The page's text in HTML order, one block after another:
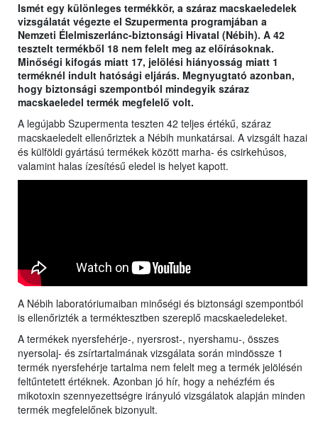
Ismét egy különleges termékkör, a száraz macskaeledelek
vizsgálatát végezte el Szupermenta programjában a
Nemzeti Élelmiszerlánc-biztonsági Hivatal (Nébih). A 42
tesztelt termékből 18 nem felelt meg az előírásoknak.
Minőségi kifogás miatt 17, jelölési hiányosság miatt 1
terméknél indult hatósági eljárás. Megnyugtató azonban,
hogy biztonsági szempontból mindegyik száraz
macskaeledel termék megfelelő volt.
A legújabb Szupermenta teszten 42 teljes értékű, száraz
macskaeledelt ellenőriztek a Nébih munkatársai. A vizsgált hazai
és külföldi gyártású termékek között marha- és csirkehúsos,
valamint halas ízesítésű eledel is helyet kapott.
A Nébih laboratóriumaiban minőségi és biztonsági szempontból
is ellenőrizték a terméktesztben szereplő macskaeledeleket.
A termékek nyersfehérje-, nyersrost-, nyershamu-, összes
nyersolaj- és zsírtartalmának vizsgálata során mindössze 1
termék nyersfehérje tartalma nem felelt meg a termék jelölésén
feltűntetett értéknek. Azonban jó hír, hogy a nehézfém és
mikotoxin szennyezettségre irányuló vizsgálatok alapján minden
termék megfelelőnek bizonyult.